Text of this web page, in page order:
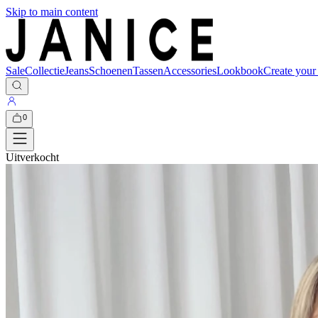
Skip to main content
SaleCollectieJeansSchoenenTassenAccessoriesLookbookCreate
0
Uitverkocht